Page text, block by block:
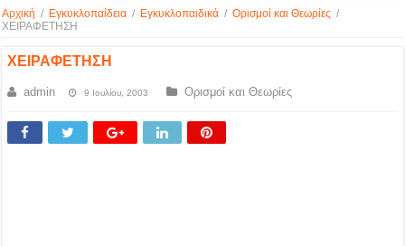
Αρχική / Εγκυκλοπαίδεια / Εγκυκλοπαιδικά / Ορισμοί και Θεωρίες /
ΧΕΙΡΑΦΕΤΗΣΗ
ΧΕΙΡΑΦΕΤΗΣΗ
admin 9 Ιουλίου, 2003 Ορισμοί και Θεωρίες